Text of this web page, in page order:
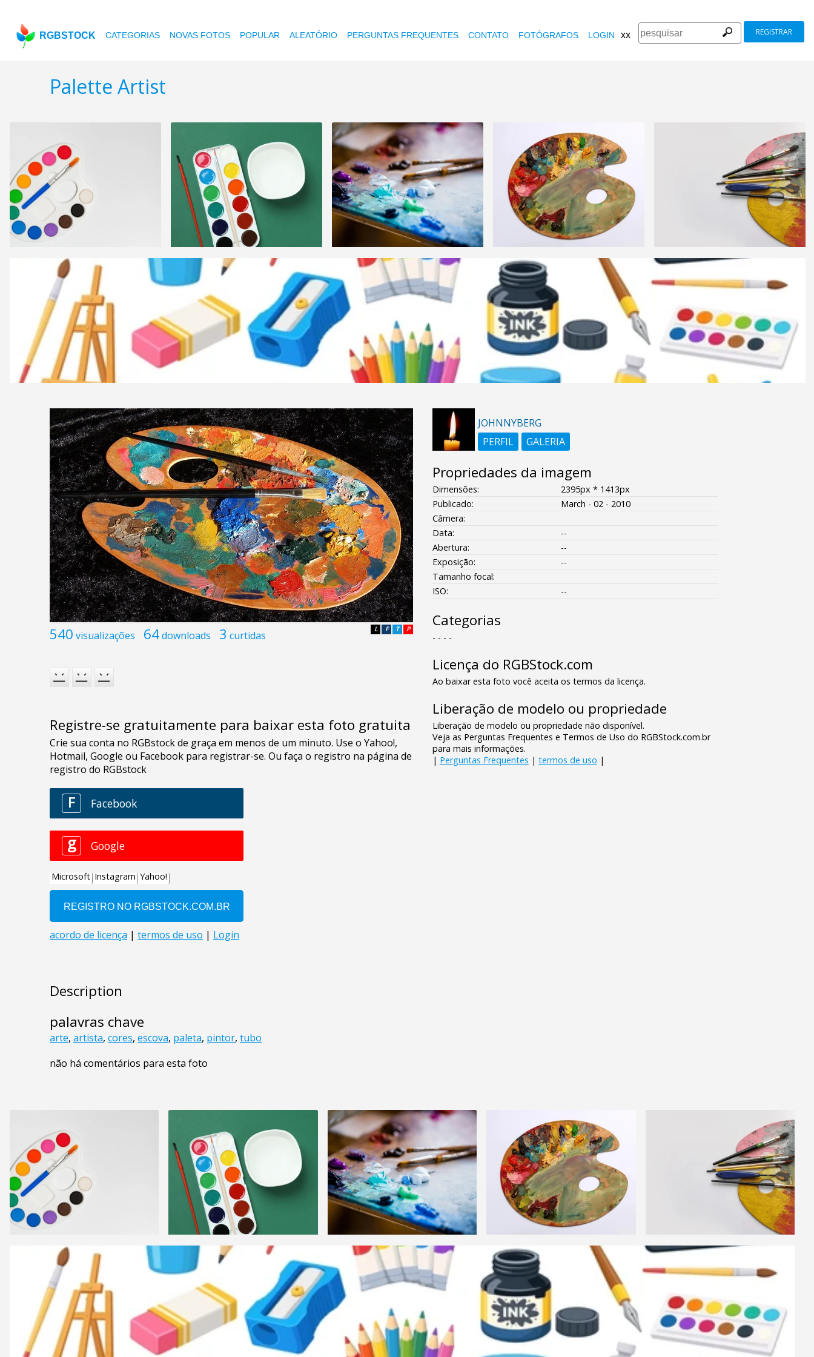
RGBSTOCK CATEGORIAS NOVAS FOTOS POPULAR ALEATÓRIO PERGUNTAS FREQUENTES CONTATO FOTÓGRAFOS LOGIN xx REGISTRAR
Palette Artist
540 visualizações 64downloads 3 curtidas P
T
F
L
Registre-se gratuitamente para baixar esta foto gratuita
Description
palavras chave
arte, artista, cores, escova, paleta, pintor, tubo
não há comentários para esta foto
JOHNNYBERG
PERFIL
GALERIA
Propriedades da imagem
Dimensões:
2395px * 1413px
Publicado:
March - 02 - 2010
Câmera:
Data:
--
Abertura:
--
Exposição:
--
Tamanho focal:
ISO:
--
Categorias
- - - -
Licença do RGBStock.com
Ao baixar esta foto você aceita os termos da licença.
Liberação de modelo ou propriedade
Liberação de modelo ou propriedade não disponível.
Veja as Perguntas Frequentes e Termos de Uso do RGBStock.com.br
para mais informações.
| Perguntas Frequentes | termos de uso |